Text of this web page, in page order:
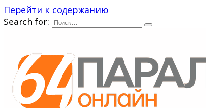
Перейти к содержанию
Search for: